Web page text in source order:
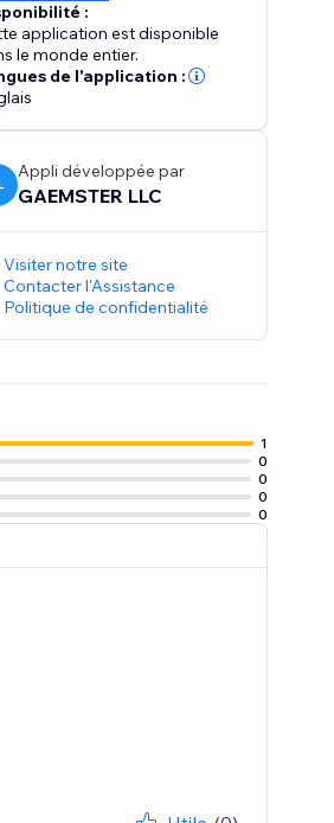
:
application est disponible
le monde entier.
de l'application :
Appli développée par
GAEMSTER LLC
Visiter notre site
Contacter l'Assistance
Politique de confidentialité
1
0
0
0
0